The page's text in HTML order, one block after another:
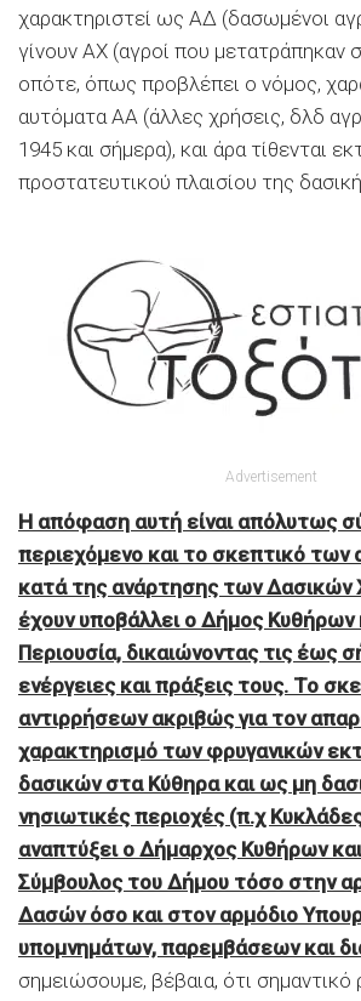
χαρακτηριστεί ως ΑΔ (δασωμένοι
γίνουν ΑΧ (αγροί που μετατράπηκαν
οπότε, όπως προβλέπει ο νόμος,
αυτόματα ΑΑ (άλλες χρήσεις, δλδ
1945 και σήμερα), και άρα τίθενται
προστατευτικού πλαισίου της
Advertisement
Η απόφαση αυτή είναι απόλυτως
περιεχόμενο και το σκεπτικό των
κατά της ανάρτησης των Δασικών
έχουν υποβάλλει ο Δήμος Κυθήρων
Περιουσία, δικαιώνοντας τις έως
ενέργειες και πράξεις τους. Το
αντιρρήσεων ακριβώς για τον
χαρακτηρισμό των φρυγανικών
δασικών στα Κύθηρα και ως μη
νησιωτικές περιοχές (π.χ
αναπτύξει ο Δήμαρχος Κυθήρων
Σύμβουλος του Δήμου τόσο στην
Δασών όσο και στον αρμόδιο
υπομνημάτων, παρεμβάσεων και
σημειώσουμε, βέβαια, ότι